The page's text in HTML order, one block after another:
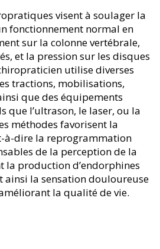
visent à soulager la
fonctionnement normal en
sur la colonne vertébrale,
et la pression sur les disques
utilise diverses
tractions, mobilisations,
que des équipements
que l’ultrason, le laser, ou la
méthodes favorisent la
à-dire la reprogrammation
de la perception de la
la production d’endorphines
ainsi la sensation douloureuse
la qualité de vie.